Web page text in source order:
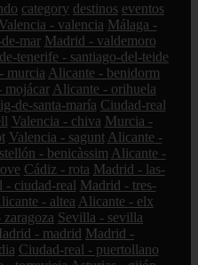
category destinos eventos
Valencia - valencia Málaga -
mar Madrid - valdemoro
tenerife - santiago-del-teide
murcia Alicante - benidorm
mojácar Alicante - orihuela
de-santa-maría Ciudad-real
Valencia - chiva Murcia -
Valencia - sagunt Alicante -
- benicàssim Alicante -
Cádiz - rota Madrid - las-
- ciudad-real Madrid - tres-
- altea Alicante - elx
zaragoza Sevilla - sevilla
- madrid Madrid -
Ciudad-real - puertollano